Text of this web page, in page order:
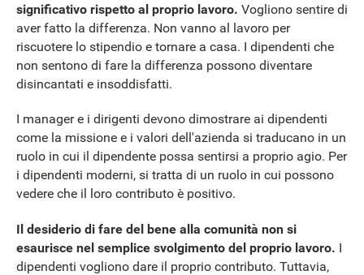
significativo rispetto al proprio lavoro. Vogliono sentire di
aver fatto la differenza. Non vanno al lavoro per
riscuotere lo stipendio e tornare a casa. I dipendenti che
non sentono di fare la differenza possono diventare
disincantati e insoddisfatti.
I manager e i dirigenti devono dimostrare ai dipendenti
come la missione e i valori dell'azienda si traducano in un
ruolo in cui il dipendente possa sentirsi a proprio agio. Per
i dipendenti moderni, si tratta di un ruolo in cui possono
vedere che il loro contributo è positivo.
Il desiderio di fare del bene alla comunità non si
esaurisce nel semplice svolgimento del proprio lavoro. I
dipendenti vogliono dare il proprio contributo. Tuttavia,